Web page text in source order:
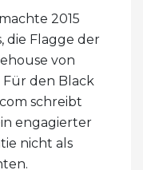
2015
die Flagge der
von
den Black
schreibt
engagierter
nicht als